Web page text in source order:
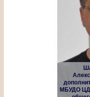
МБУДО